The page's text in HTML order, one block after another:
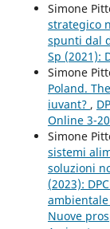
Simone
strategico
spunti dal
Sp (2021):
Simone
Poland.
iuvant? ,
Online 3-
Simone
sistemi
soluzioni
(2023):
Nuove